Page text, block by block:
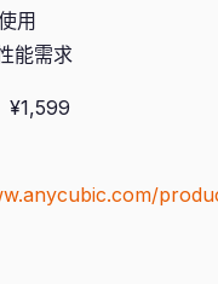
用
能需求
¥1,599